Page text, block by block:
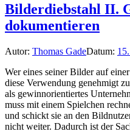
Bilderdiebstahl II.
dokumentieren
Autor: Thomas GadeDatum:
Wer eines seiner Bilder auf
diese Verwendung genehmigt
als gewinnorientiertes
muss mit einem Spielchen
und schickt sie an den
nicht weiter. Dadurch ist der